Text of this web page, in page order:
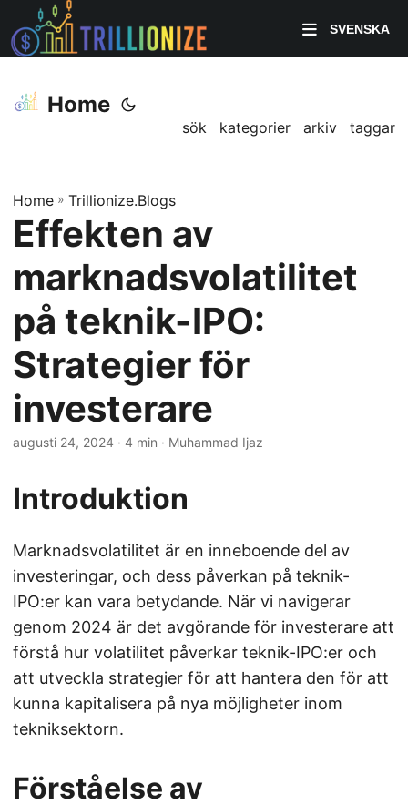
SVENSKA
Home
sök kategorier arkiv taggar
Home » Trillionize.Blogs
Effekten av
marknadsvolatilitet
på teknik-IPO:
Strategier för
investerare
augusti 24, 2024 · 4 min · Muhammad Ijaz
Introduktion
Marknadsvolatilitet är en inneboende del av
investeringar, och dess påverkan på teknik-
IPO:er kan vara betydande. När vi navigerar
genom 2024 är det avgörande för investerare att
förstå hur volatilitet påverkar teknik-IPO:er och
att utveckla strategier för att hantera den för att
kunna kapitalisera på nya möjligheter inom
tekniksektorn.
Förståelse av